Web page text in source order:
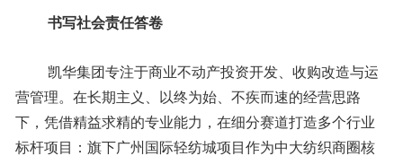
书写社会责任答卷
凯华集团专注于商业不动产投资开发、收购改造与运
营管理。在长期主义、以终为始、不疾而速的经营思路
下，凭借精益求精的专业能力，在细分赛道打造多个行业
标杆项目：旗下广州国际轻纺城项目作为中大纺织商圈核